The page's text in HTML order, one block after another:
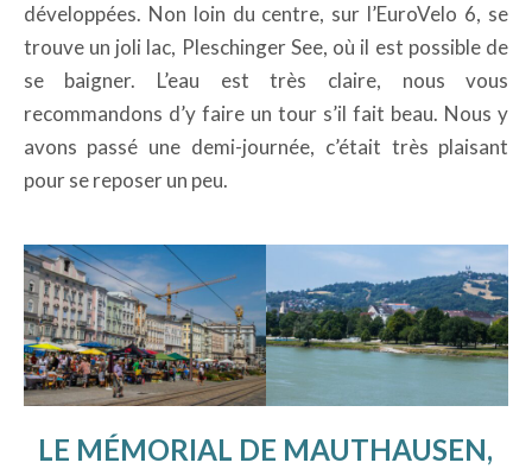
développées. Non loin du centre, sur l’EuroVelo 6, se
trouve un joli lac, Pleschinger See, où il est possible de
se baigner. L’eau est très claire, nous vous
recommandons d’y faire un tour s’il fait beau. Nous y
avons passé une demi-journée, c’était très plaisant
pour se reposer un peu.
LE MÉMORIAL DE MAUTHAUSEN,